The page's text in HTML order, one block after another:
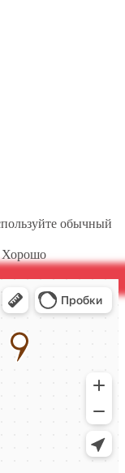
обычный
Хорошо